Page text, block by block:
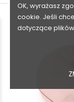
OK, wyrażasz
cookie. Jeśli
dotyczące